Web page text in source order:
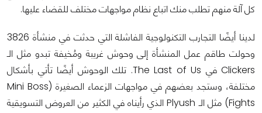
كل آلة منهم تطلب منك اتباع نظام مواجهات مختلف للقضاء عليها.
لدينا أيضًا التجارب التكنولوجية الفاشلة التي حدثت في منشأة 3826
وحولت طاقم عمل المنشأة إلى وحوش غريبة ومُخيفة تبدو مثل الـ
Clickers في The Last of Us. تلك الوحوش أيضًا تأتي بأشكال
مختلفة، وستجد بعضهم في مواجهات الزعماء الصغيرة (Mini Boss
Fights) مثل الـ Plyush الذي رأيناه في الكثير من العروض التسويقية